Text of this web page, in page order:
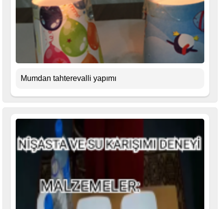
Mumdan tahterevalli yapımı